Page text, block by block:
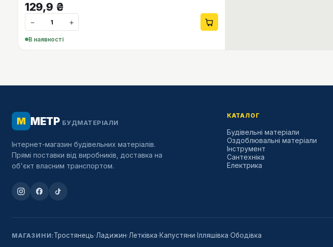
129,9 ₴
− +
В наявності
М МЕТР БУДМАТЕРІАЛИ
Інтернет-магазин будівельних матеріалів.
Прямі поставки від виробників, доставка на
об'єкт власним транспортом.
КАТАЛОГ
Будівельні матеріали
Оздоблювальні матеріали
Інструмент
Сантехніка
Електрика
МАГАЗИНИ: Тростянець·Ладижин·Летківка·Капустяни· Ілляшівка·Ободівка